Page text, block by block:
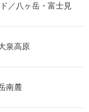
／八ヶ岳・富士見
泉高原
南麓